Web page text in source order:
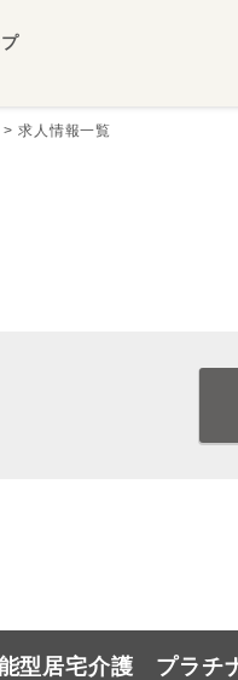
求人情報一覧
型居宅介護 プラチ